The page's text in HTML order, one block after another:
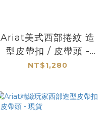
Ariat美式西部捲紋 造
型皮帶扣 / 皮帶頭 -
限量
NT$1,280